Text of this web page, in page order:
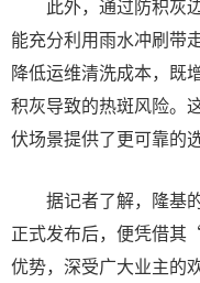
此外，通过防积灰
能充分利用雨水冲刷带
降低运维清洗成本，既
积灰导致的热斑风险。
伏场景提供了更可靠的
据记者了解，隆基
正式发布后，便凭借
优势，深受广大业主的